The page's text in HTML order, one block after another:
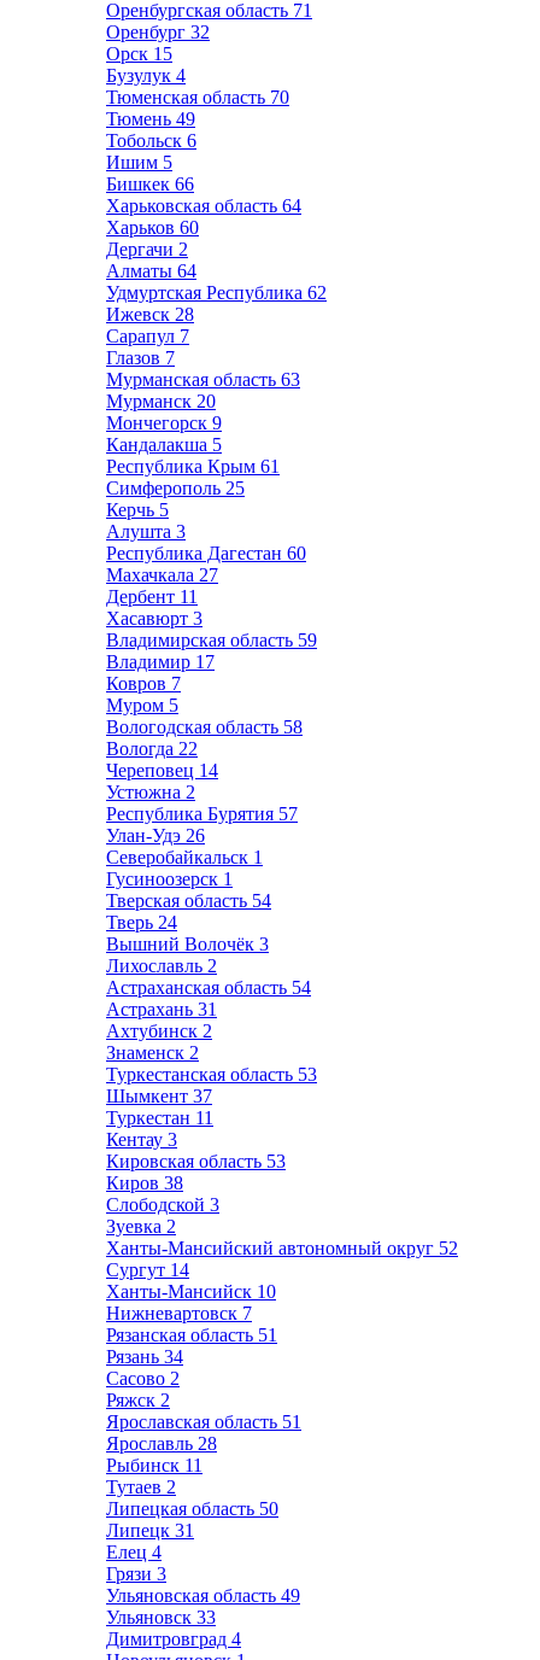
Оренбургская область 71
Оренбург 32
Орск 15
Бузулук 4
Тюменская область 70
Тюмень 49
Тобольск 6
Ишим 5
Бишкек 66
Харьковская область 64
Харьков 60
Дергачи 2
Алматы 64
Удмуртская Республика 62
Ижевск 28
Сарапул 7
Глазов 7
Мурманская область 63
Мурманск 20
Мончегорск 9
Кандалакша 5
Республика Крым 61
Симферополь 25
Керчь 5
Алушта 3
Республика Дагестан 60
Махачкала 27
Дербент 11
Хасавюрт 3
Владимирская область 59
Владимир 17
Ковров 7
Муром 5
Вологодская область 58
Вологда 22
Череповец 14
Устюжна 2
Республика Бурятия 57
Улан-Удэ 26
Северобайкальск 1
Гусиноозерск 1
Тверская область 54
Тверь 24
Вышний Волочёк 3
Лихославль 2
Астраханская область 54
Астрахань 31
Ахтубинск 2
Знаменск 2
Туркестанская область 53
Шымкент 37
Туркестан 11
Кентау 3
Кировская область 53
Киров 38
Слободской 3
Зуевка 2
Ханты-Мансийский автономный округ 52
Сургут 14
Ханты-Мансийск 10
Нижневартовск 7
Рязанская область 51
Рязань 34
Сасово 2
Ряжск 2
Ярославская область 51
Ярославль 28
Рыбинск 11
Тутаев 2
Липецкая область 50
Липецк 31
Елец 4
Грязи 3
Ульяновская область 49
Ульяновск 33
Димитровград 4